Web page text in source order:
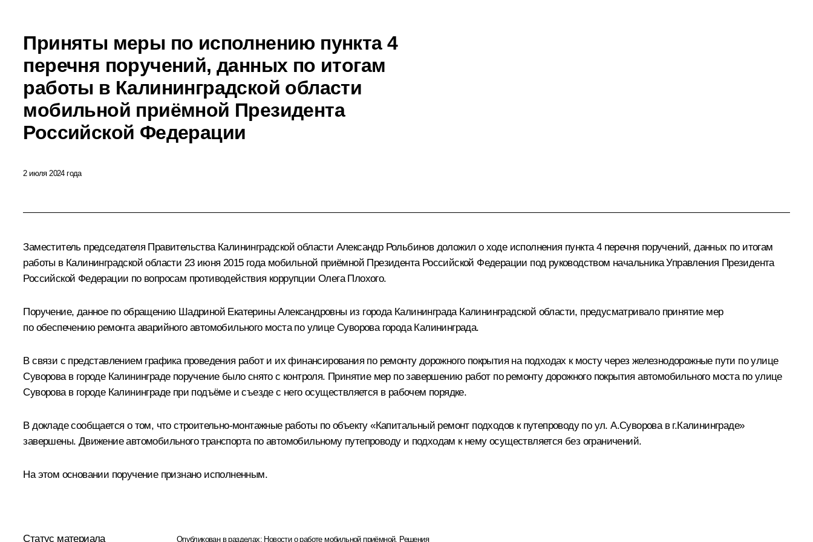
Приняты меры по исполнению пункта 4
перечня поручений, данных по итогам
работы в Калининградской области
мобильной приёмной Президента
Российской Федерации
2 июля 2024 года
Заместитель председателя Правительства Калининградской области Александр Рольбинов доложил о ходе исполнения пункта 4 перечня поручений, данных по итогам
работы в Калининградской области 23 июня 2015 года мобильной приёмной Президента Российской Федерации под руководством начальника Управления Президента
Российской Федерации по вопросам противодействия коррупции Олега Плохого.
Поручение, данное по обращению Шадриной Екатерины Александровны из города Калининграда Калининградской области, предусматривало принятие мер
по обеспечению ремонта аварийного автомобильного моста по улице Суворова города Калининграда.
В связи с представлением графика проведения работ и их финансирования по ремонту дорожного покрытия на подходах к мосту через железнодорожные пути по улице
Суворова в городе Калининграде поручение было снято с контроля. Принятие мер по завершению работ по ремонту дорожного покрытия автомобильного моста по улице
Суворова в городе Калининграде при подъёме и съезде с него осуществляется в рабочем порядке.
В докладе сообщается о том, что строительно-монтажные работы по объекту «Капитальный ремонт подходов к путепроводу по ул. А.Суворова в г.Калининграде»
завершены. Движение автомобильного транспорта по автомобильному путепроводу и подходам к нему осуществляется без ограничений.
На этом основании поручение признано исполненным.
Статус материала Опубликован в разделах: Новости о работе мобильной приёмной, Решения